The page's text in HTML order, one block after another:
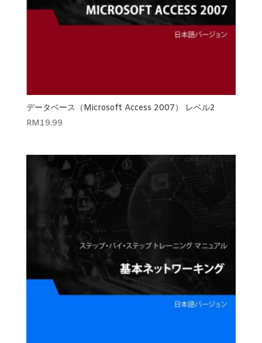
データベース（Microsoft Access 2007） レベル2
RM19.99